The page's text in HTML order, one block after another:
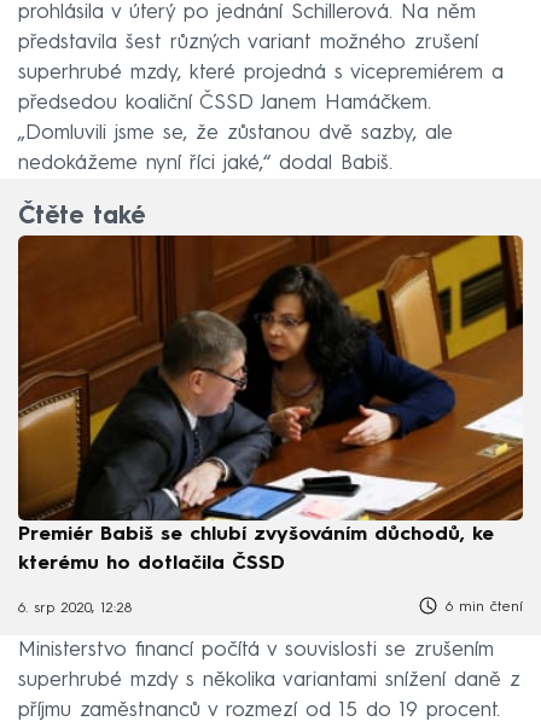
prohlásila v úterý po jednání Schillerová. Na něm
představila šest různých variant možného zrušení
superhrubé mzdy, které projedná s vicepremiérem a
předsedou koaliční ČSSD Janem Hamáčkem.
„Domluvili jsme se, že zůstanou dvě sazby, ale
nedokážeme nyní říci jaké,“ dodal Babiš.
Čtěte také
Premiér Babiš se chlubí zvyšováním důchodů, ke
kterému ho dotlačila ČSSD
6. srp 2020, 12:28 6 min čtení
Ministerstvo financí počítá v souvislosti se zrušením
superhrubé mzdy s několika variantami snížení daně z
příjmu zaměstnanců v rozmezí od 15 do 19 procent.